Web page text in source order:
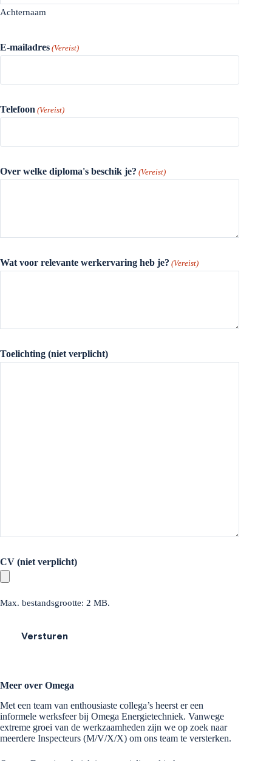
Achternaam
E-mailadres (Vereist)
Telefoon (Vereist)
Over welke diploma's beschik je? (Vereist)
Wat voor relevante werkervaring heb je? (Vereist)
Toelichting (niet verplicht)
CV (niet verplicht)
Max. bestandsgrootte: 2 MB.
Meer over Omega
Met een team van enthousiaste collega’s heerst er een
informele werksfeer bij Omega Energietechniek. Vanwege
extreme groei van de werkzaamheden zijn we op zoek naar
meerdere Inspecteurs (M/V/X/X) om ons team te versterken.